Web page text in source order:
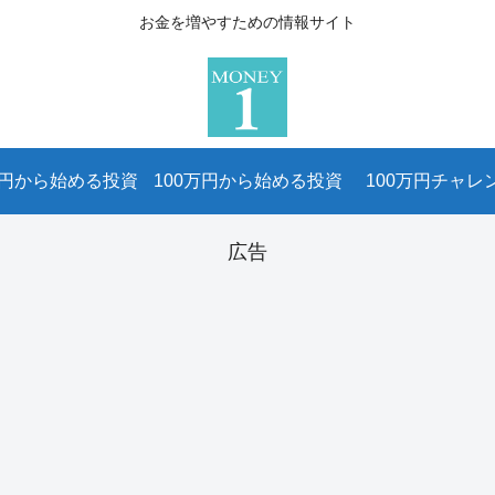
お金を増やすための情報サイト
から始める投資 100万円から始める投資 100万円チャレ
広告